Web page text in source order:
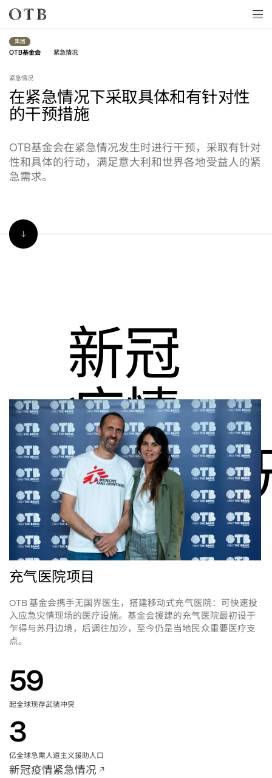
Skip to main content
集团
OTB基金会 • 紧急情况
紧急情况
在紧急情况下采取具体和有针对性
的干预措施
OTB基金会在紧急情况发生时进行干预，采取有针对
性和具体的行动，满足意大利和世界各地受益人的紧
急需求。
新冠
疫情
紧急情
充气医院项目
OTB 基金会携手无国界医生，搭建移动式充气医院： 可快速投
入应急灾情现场的医疗设施。基金会援建的充气医院最初设于
乍得与苏丹边境，后调往加沙，至今仍是当地民众重要医疗支
点。
59
起全球现存武装冲突
3
亿全球急需人道主义援助人口
新冠疫情紧急情况